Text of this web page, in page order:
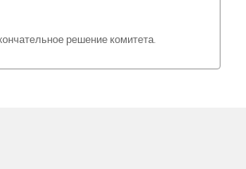
решение комитета.